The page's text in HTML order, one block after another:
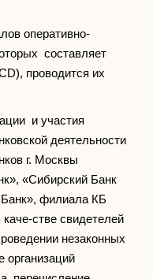
оперативно-
составляет
проводится их
и участия
деятельности
г. Москвы
«Сибирский Банк
филиала КБ
стве свидетелей
незаконных
организаций